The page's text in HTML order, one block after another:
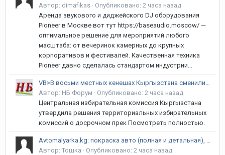
Автор: dimafikas · Опубликовано: 2 часа назад
Аренда звукового и диджейского DJ оборудования
Pioneer в Москве вот тут https://baseaudio.moscow/ —
оптимальное решение для мероприятий любого
масштаба: от вечеринок камерных до крупных
корпоративов и фестивалей. Качественная техника
Pioneer давно сделалась стандартом индустрии...
VB>В восьми местных кенешах Кыргызстана сменились депутаты
Автор: НБ Форум · Опубликовано: 2 часа назад
Центральная избирательная комиссия Кыргызстана
утвердила решения территориальных избирательных
комиссий о досрочном прек Посмотреть полностью.
Avtomalyarka.kg: покраска авто (полная и детальная), ремонт и покраска бамперов, полировка авто и фар, кузовной ремонт и т.д. Качество! Гарантия! Адрес: г. Бишкек, Алма-Атинская/ Объездная
Автор: Тошка · Опубликовано: 2 часа назад